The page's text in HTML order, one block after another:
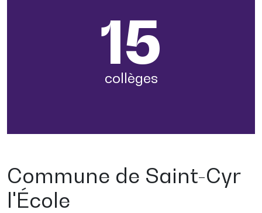
15
collèges
Commune de Saint-Cyr
l'École